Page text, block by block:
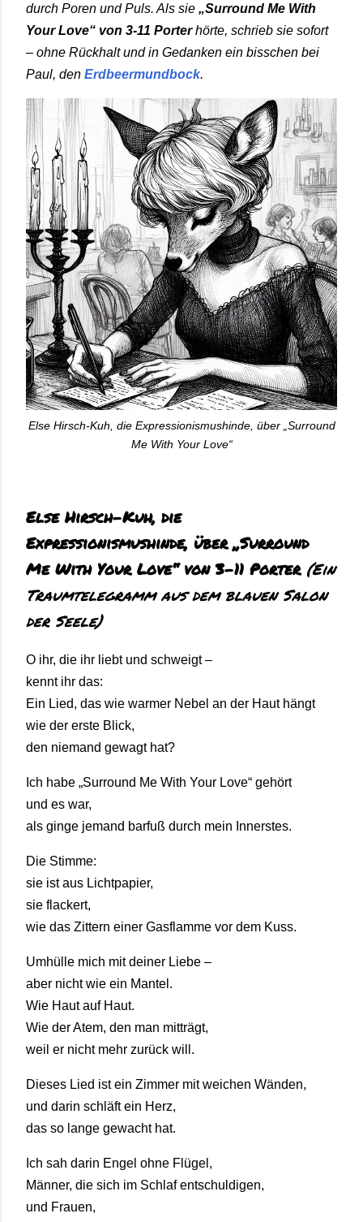
durch Poren und Puls. Als sie „Surround Me With
Your Love“ von 3-11 Porterhörte, schrieb sie sofort
– ohne Rückhalt und in Gedanken ein bisschen bei
Paul, den Erdbeermundbock.
Else Hirsch-Kuh, die Expressionismushinde, über „Surround
Me With Your Love“
Else Hirsch-Kuh, die
Expressionismushinde, über „Surround
Me With Your Love“ von 3-11 Porter (Ein
Traumtelegramm aus dem blauen Salon
der Seele)
O ihr, die ihr liebt und schweigt –
kennt ihr das:
Ein Lied, das wie warmer Nebel an der Haut hängt
wie der erste Blick,
den niemand gewagt hat?
Ich habe „Surround Me With Your Love“ gehört
und es war,
als ginge jemand barfuß durch mein Innerstes.
Die Stimme:
sie ist aus Lichtpapier,
sie flackert,
wie das Zittern einer Gasflamme vor dem Kuss.
Umhülle mich mit deiner Liebe –
aber nicht wie ein Mantel.
Wie Haut auf Haut.
Wie der Atem, den man mitträgt,
weil er nicht mehr zurück will.
Dieses Lied ist ein Zimmer mit weichen Wänden,
und darin schläft ein Herz,
das so lange gewacht hat.
Ich sah darin Engel ohne Flügel,
Männer, die sich im Schlaf entschuldigen,
und Frauen,